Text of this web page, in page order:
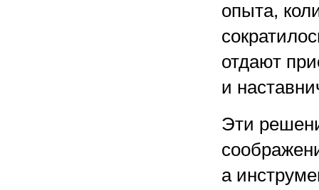
опыта,
отдают
и
Эти
а